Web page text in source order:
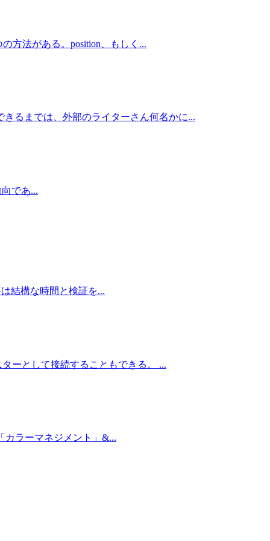
方法がある。position、もしく...
るまでは、外部のライターさん何名かに...
であ...
結構な時間と検証を...
ーとして接続することもできる。 ...
カラーマネジメント」&...